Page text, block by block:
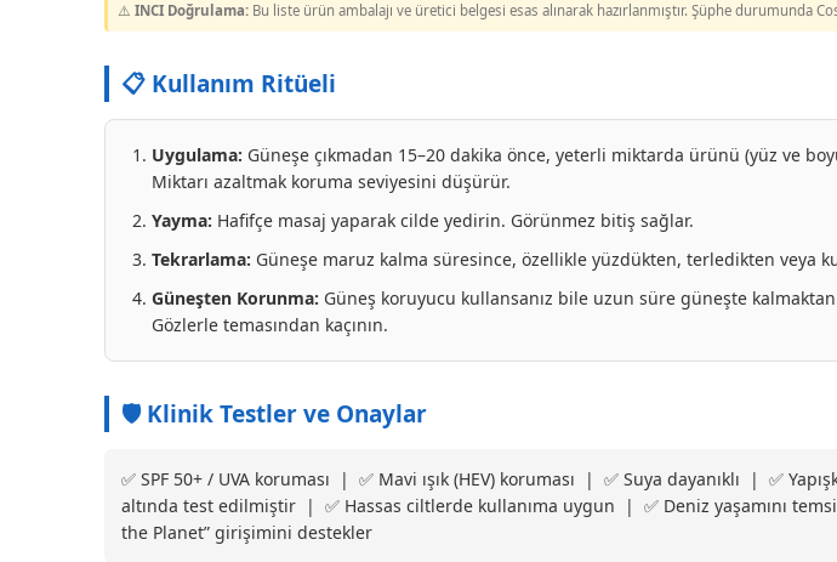
⚠️ INCI Doğrulama: Bu liste ürün ambalajı ve üretici belgesi esas alınarak hazırlanmıştır. Şüphe durumunda
📋 Kullanım Ritüeli
Uygulama: Güneşe çıkmadan 15–20 dakika önce, yeterli miktarda ürünü (yüz ve
Miktarı azaltmak koruma seviyesini düşürür.
Yayma: Hafifçe masaj yaparak cilde yedirin. Görünmez bitiş sağlar.
Tekrarlama: Güneşe maruz kalma süresince, özellikle yüzdükten, terledikten veya
Güneşten Korunma: Güneş koruyucu kullansanız bile uzun süre güneşte kalmaktan
Gözlerle temasından kaçının.
🛡️ Klinik Testler ve Onaylar
✅ SPF 50+ / UVA koruması | ✅ Mavi ışık (HEV) koruması | ✅ Suya dayanıklı | ✅
altında test edilmiştir | ✅ Hassas ciltlerde kullanıma uygun | ✅ Deniz yaşamını
the Planet” girişimini destekler